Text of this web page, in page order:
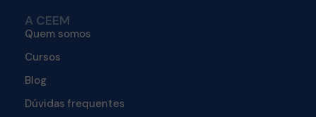
A CEEM
Quem somos
Cursos
Blog
Dúvidas frequentes